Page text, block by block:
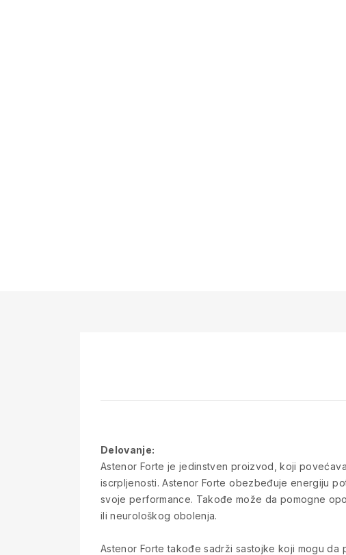
Delovanje:
Astenor Forte je jedinstven proizvod, koji
iscrpljenosti. Astenor Forte obezbeđuje energiju
svoje performance. Takođe može da pomogne
ili neurološkog obolenja.
Astenor Forte takođe sadrži sastojke koji mogu da